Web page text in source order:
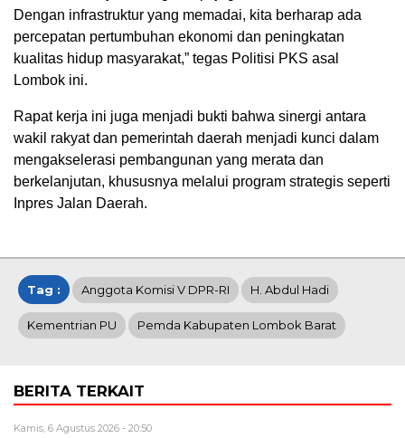
Dengan infrastruktur yang memadai, kita berharap ada
percepatan pertumbuhan ekonomi dan peningkatan
kualitas hidup masyarakat,” tegas Politisi PKS asal
Lombok ini.
Rapat kerja ini juga menjadi bukti bahwa sinergi antara
wakil rakyat dan pemerintah daerah menjadi kunci dalam
mengakselerasi pembangunan yang merata dan
berkelanjutan, khususnya melalui program strategis seperti
Inpres Jalan Daerah.
Tag : Anggota Komisi V DPR-RI H. Abdul Hadi
Kementrian PU Pemda Kabupaten Lombok Barat
BERITA TERKAIT
Kamis, 6 Agustus 2026 - 20:50